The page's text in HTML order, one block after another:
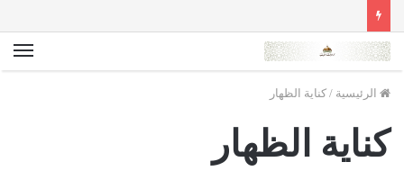
الرئيسية / كناية الظهار
كناية الظهار